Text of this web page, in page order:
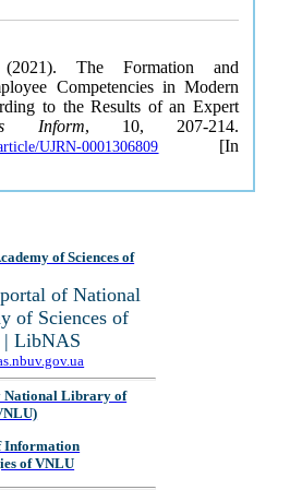
The Formation and
Competencies in Modern
to the Results of an Expert
Inform, 10, 207-214.
UJRN-0001306809 [In
of Sciences of
of National
of Sciences of
| LibNAS
National Library of
Information
of VNLU